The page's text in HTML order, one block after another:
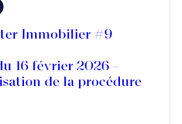
Immobilier #9
16 février 2026 –
de la procédure